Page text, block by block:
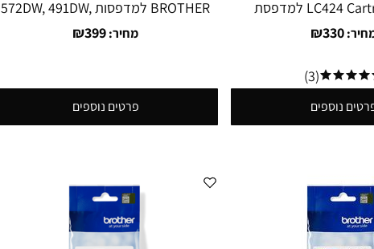
LC424 Cartridge Pack למדפסת
Brother DCP-
₪330
(3)
נוספים
BROTHER למדפסות 572DW, 491DW,
497DW.
מחיר: ₪399
פרטים נוספים